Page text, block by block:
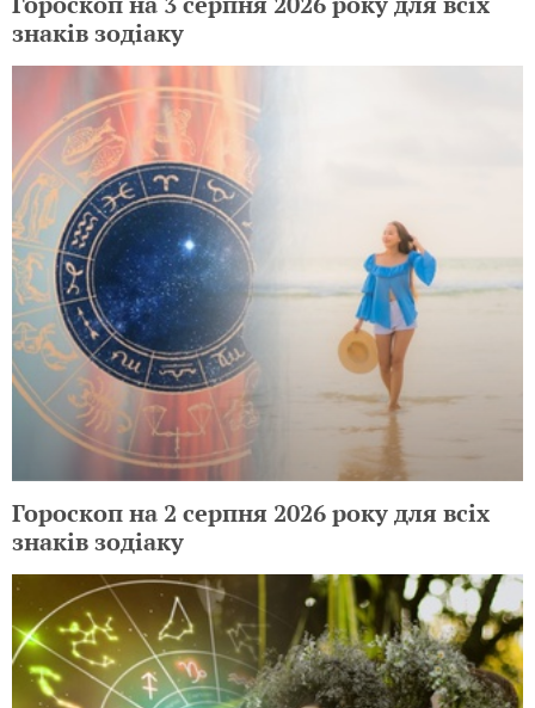
знаків зодіаку
Гороскоп на 2 серпня 2026 року для всіх
знаків зодіаку